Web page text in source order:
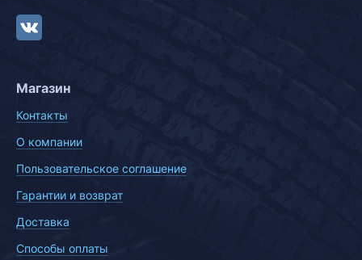
Магазин
Контакты
О компании
Пользовательское соглашение
Гарантии и возврат
Доставка
Способы оплаты